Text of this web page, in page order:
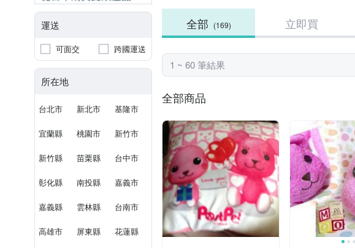
運送
可面交 跨國運送
所在地
台北市 新北市 基隆市
宜蘭縣 桃園市 新竹市
新竹縣 苗栗縣 台中市
彰化縣 南投縣 嘉義市
嘉義縣 雲林縣 台南市
高雄市 屏東縣 花蓮縣
全部 (169) 立即買
1 ~ 60 筆結果
全部商品